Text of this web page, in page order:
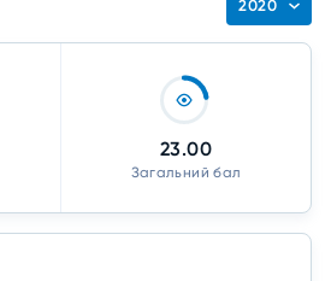
2020
23.00
Загальний бал